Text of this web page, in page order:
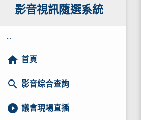
影音視訊隨選系統
:::
home 首頁
search 影音綜合查詢
play_circle_filled 議會現場直播